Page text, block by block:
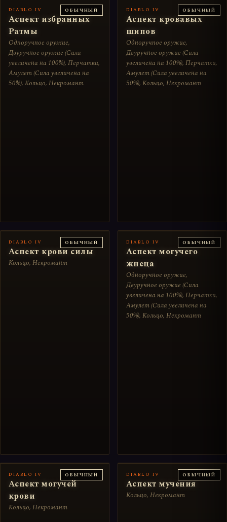
ОБЫЧНЫЙ
DIABLO IV
Аспект избранных
Ратмы
Одноручное оружие,
Двуручное оружие (Сила
увеличена на 100%), Перчатки,
Амулет (Сила увеличена на
50%), Кольцо, Некромант
ОБЫЧНЫЙ
DIABLO IV
Аспект кровавых
шипов
Одноручное оружие,
Двуручное оружие (Сила
увеличена на 100%), Перчатки,
Амулет (Сила увеличена на
50%), Кольцо, Некромант
ОБЫЧНЫЙ
DIABLO IV
Аспект крови силы
Кольцо, Некромант
ОБЫЧНЫЙ
DIABLO IV
Аспект могучего
жнеца
Одноручное оружие,
Двуручное оружие (Сила
увеличена на 100%), Перчатки,
Амулет (Сила увеличена на
50%), Кольцо, Некромант
ОБЫЧНЫЙ
DIABLO IV
Аспект могучей
крови
Кольцо, Некромант
ОБЫЧНЫЙ
DIABLO IV
Аспект мучения
Кольцо, Некромант